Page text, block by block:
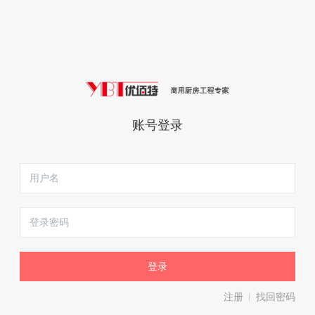
账号登录
注册 找回密码